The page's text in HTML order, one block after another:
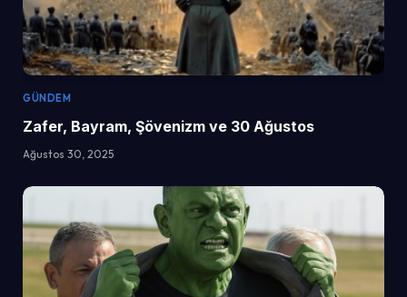
GÜNDEM
Zafer, Bayram, Şövenizm ve 30 Ağustos
Ağustos 30, 2025